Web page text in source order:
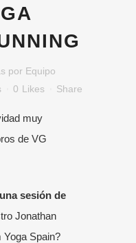
por Equipo
0 Likes Share
muy
de VG
una sesión de
Jonathan
Yoga Spain?